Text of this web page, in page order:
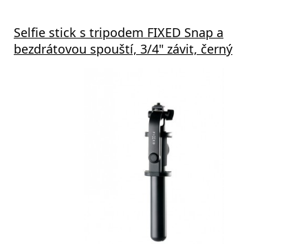
Selfie stick s tripodem FIXED Snap a
bezdrátovou spouští, 3/4" závit, černý